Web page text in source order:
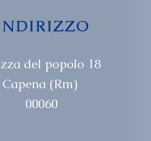
del popolo 18
Capena (Rm)
00060